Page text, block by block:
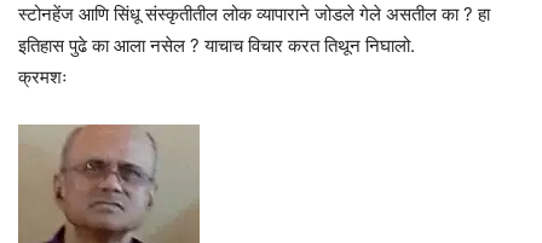
स्टोनहेंज आणि सिंधू संस्कृतीतील लोक व्यापाराने जोडले गेले असतील का ? हा
इतिहास पुढे का आला नसेल ? याचाच विचार करत तिथून निघालो.
क्रमशः